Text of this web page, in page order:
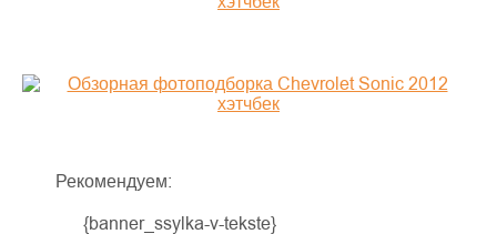
Рекомендуем:
{banner_ssylka-v-tekste}